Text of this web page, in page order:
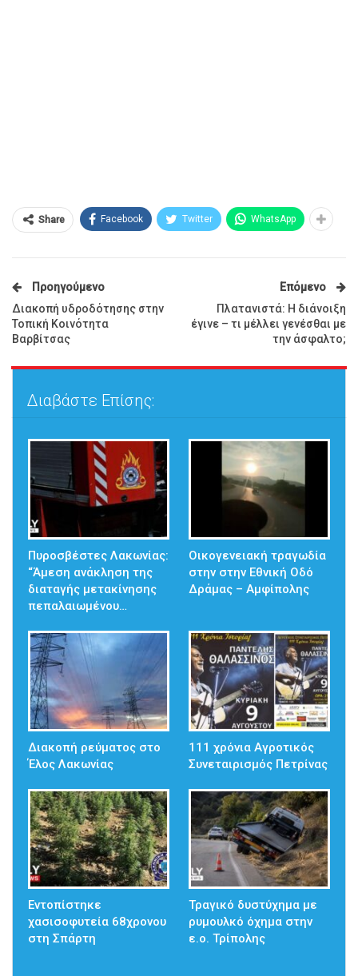
Share Facebook Twitter WhatsApp
Προηγούμενο
Διακοπή υδροδότησης στην
Τοπική Κοινότητα
Βαρβίτσας
Επόμενο
Πλατανιστά: Η διάνοιξη
έγινε – τι μέλλει γενέσθαι με
την άσφαλτο;
Διαβάστε Επίσης:
Πυροσβέστες Λακωνίας:
“Άμεση ανάκληση της
διαταγής μετακίνησης
πεπαλαιωμένου…
Οικογενειακή τραγωδία
στην στην Εθνική Οδό
Δράμας – Αμφίπολης
Διακοπή ρεύματος στο
Έλος Λακωνίας
111 χρόνια Αγροτικός
Συνεταιρισμός Πετρίνας
Εντοπίστηκε
χασισοφυτεία 68χρονου
στη Σπάρτη
Τραγικό δυστύχημα με
ρυμουλκό όχημα στην
ε.ο. Τρίπολης